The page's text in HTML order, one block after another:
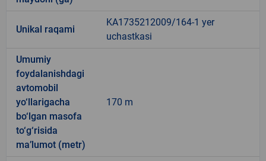
Unikal raqami
KA1735212009/164-1 yer
uchastkasi
Umumiy
foydalanishdagi
avtomobil
yo‘llarigacha
bo‘lgan masofa
to‘g‘risida
ma’lumot (metr)
170 m